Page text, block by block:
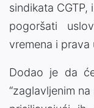
sindikata CGTP,
pogoršati
vremena i prava
Dodao je da
“zaglavljenim